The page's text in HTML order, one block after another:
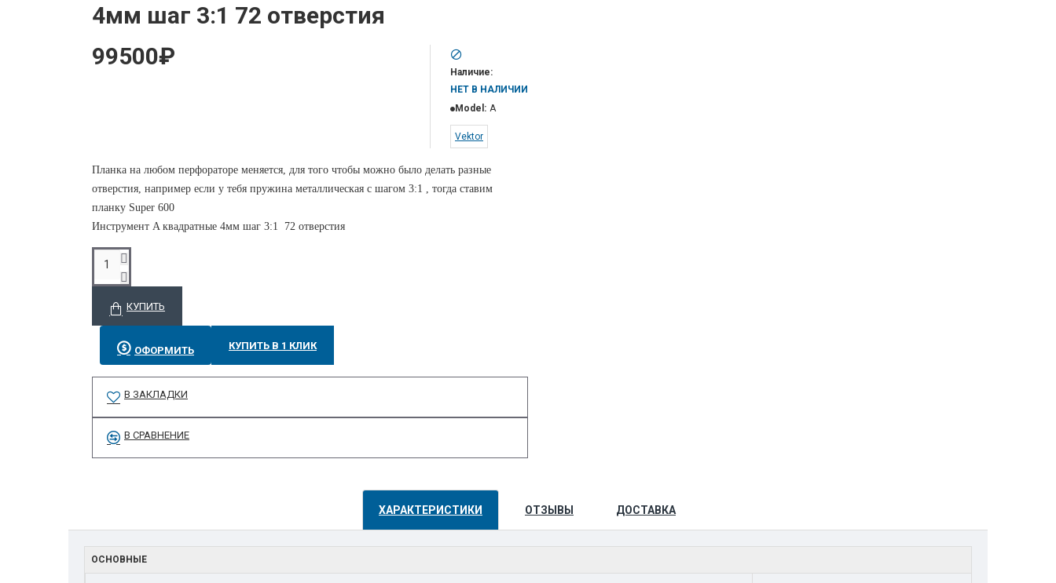
4мм шаг 3:1 72 отверстия
99500₽
Наличие:
НЕТ В НАЛИЧИИ
Model: A
Vektor
Планка на любом перфораторе меняется, для того чтобы можно было делать разные
отверстия, например если у тебя пружина металлическая с шагом 3:1 , тогда ставим
планку Super 600
Инструмент A квадратные 4мм шаг 3:1 72 отверстия
КУПИТЬ
ОФОРМИТЬ КУПИТЬ В 1 КЛИК
В ЗАКЛАДКИ
В СРАВНЕНИЕ
ХАРАКТЕРИСТИКИ ОТЗЫВЫ ДОСТАВКА
ОСНОВНЫЕ